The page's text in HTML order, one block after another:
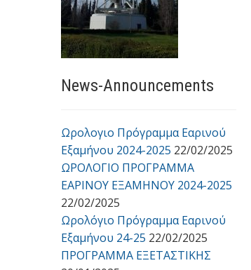
News-Announcements
Ωρολογιο Πρόγραμμα Εαρινού
Εξαμήνου 2024-2025 22/02/2025
ΩΡΟΛΟΓΙΟ ΠΡΟΓΡΑΜΜΑ
ΕΑΡΙΝΟΥ ΕΞΑΜΗΝΟΥ 2024-2025
22/02/2025
Ωρολόγιο Πρόγραμμα Εαρινού
Εξαμήνου 24-25 22/02/2025
ΠΡΟΓΡΑΜΜΑ ΕΞΕΤΑΣΤΙΚΗΣ